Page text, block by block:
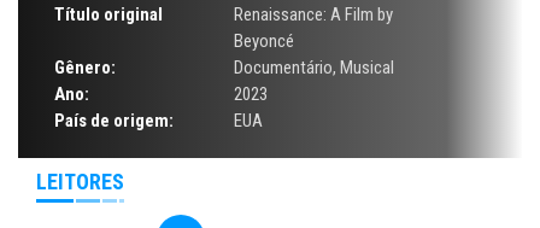
Título original
Renaissance: A Film by
Beyoncé
Gênero:
Documentário, Musical
Ano:
2023
País de origem:
EUA
LEITORES